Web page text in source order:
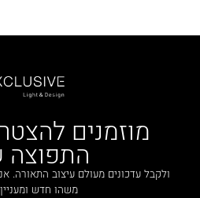
מוזמנים
התפוצה
ולקבל עדכונים מעולם עיצוב התאורה.
משהו חדש